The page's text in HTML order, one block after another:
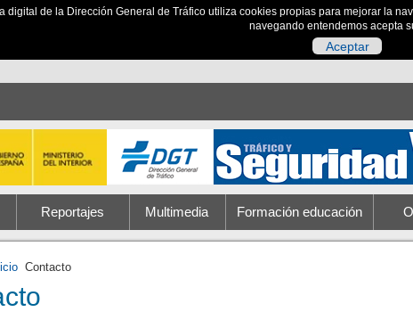
digital de la Dirección General de Tráfico utiliza cookies propias para mejorar la
navegando entendemos acepta
Aceptar
Reportajes Multimedia Formación educación
Contacto